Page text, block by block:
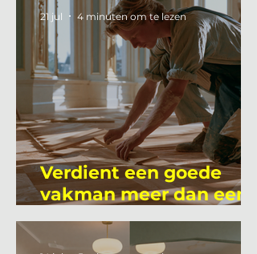
Verdient een goede
vakman meer dan een
gemiddelde
academicus?
21 jul 4 minuten om te lezen